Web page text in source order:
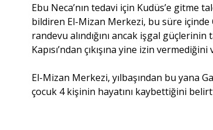
Ebu Neca’nın tedavi için Kudüs’e
bildiren El-Mizan Merkezi, bu süre içinde
randevu alındığını ancak işgal
Kapısı’ndan çıkışına yine izin
El-Mizan Merkezi, yılbaşından bu yana
çocuk 4 kişinin hayatını kaybettiğini